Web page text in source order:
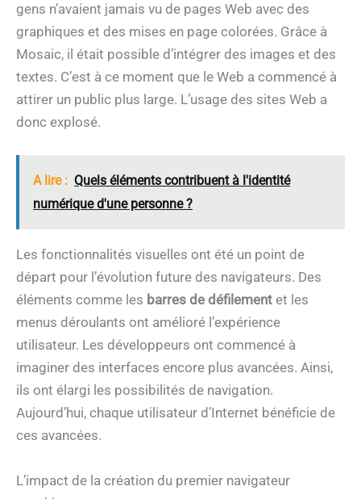
gens n’avaient jamais vu de pages Web avec des
graphiques et des mises en page colorées. Grâce à
Mosaic, il était possible d’intégrer des images et des
textes. C’est à ce moment que le Web a commencé à
attirer un public plus large. L’usage des sites Web a
donc explosé.
A lire : Quels éléments contribuent à l'identité
numérique d'une personne ?
Les fonctionnalités visuelles ont été un point de
départ pour l’évolution future des navigateurs. Des
éléments comme les barres de défilement et les
menus déroulants ont amélioré l’expérience
utilisateur. Les développeurs ont commencé à
imaginer des interfaces encore plus avancées. Ainsi,
ils ont élargi les possibilités de navigation.
Aujourd’hui, chaque utilisateur d’Internet bénéficie de
ces avancées.
L’impact de la création du premier navigateur